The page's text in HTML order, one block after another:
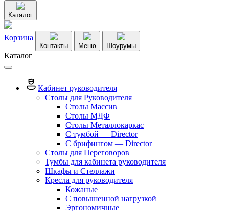
Каталог
Корзина
Контакты Меню Шоурумы
Каталог
Кабинет руководителя
Столы для Руководителя
Столы Массив
Столы МДФ
Столы Металлокаркас
С тумбой — Director
C брифингом — Director
Столы для Переговоров
Тумбы для кабинета руководителя
Шкафы и Стеллажи
Кресла для руководителя
Кожаные
С повышенной нагрузкой
Эргономичные